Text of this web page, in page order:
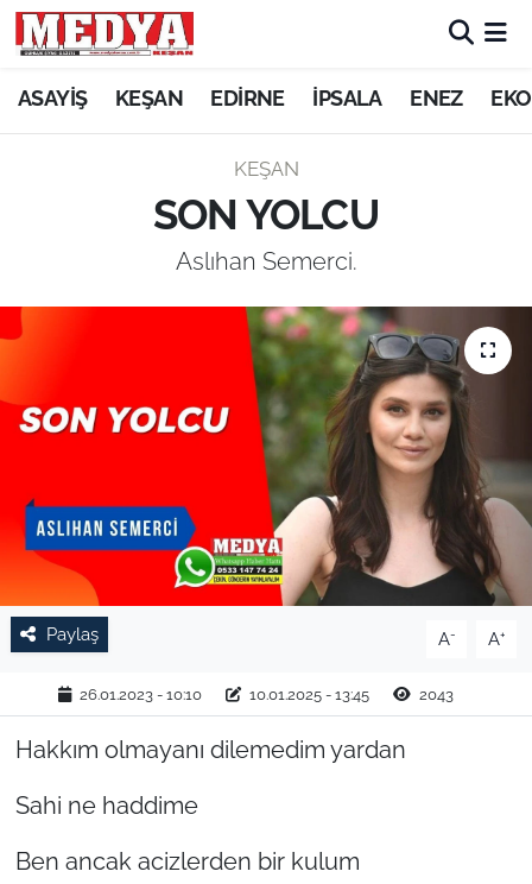
ASAYİŞ KEŞAN EDİRNE İPSALA ENEZ
KEŞAN
SON YOLCU
Aslıhan Semerci.
Paylaş A- A+
26.01.2023 - 10:10 10.01.2025 - 13:45 2043
Hakkım olmayanı dilemedim yardan
Sahi ne haddime
Ben ancak acizlerden bir kulum
KEŞAN
EĞİTİM
TARIM VE HAYVANCILIK
KÜLTÜR SANAT
RESMİ İLAN
SPOR
YAŞAM